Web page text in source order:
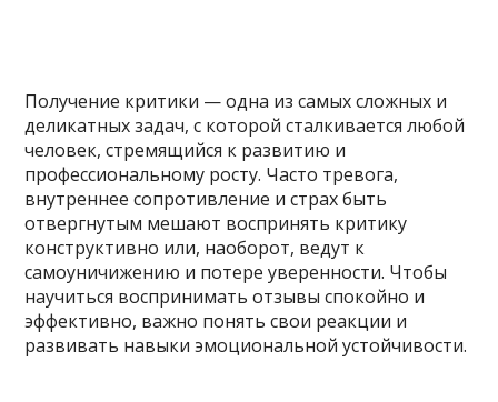
Получение критики — одна из самых сложных и
деликатных задач, с которой сталкивается любой
человек, стремящийся к развитию и
профессиональному росту. Часто тревога,
внутреннее сопротивление и страх быть
отвергнутым мешают воспринять критику
конструктивно или, наоборот, ведут к
самоуничижению и потере уверенности. Чтобы
научиться воспринимать отзывы спокойно и
эффективно, важно понять свои реакции и
развивать навыки эмоциональной устойчивости.